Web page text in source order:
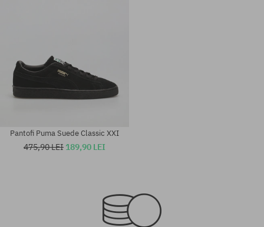
37; 37.5; 38
Pantofi Puma Suede Classic XXI
475,90 LEI 189,90 LEI